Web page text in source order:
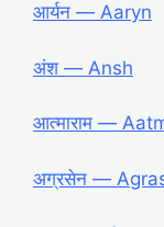
आर्यन ― Aaryn
अंश ― Ansh
आत्माराम ―
अग्रसेन ―